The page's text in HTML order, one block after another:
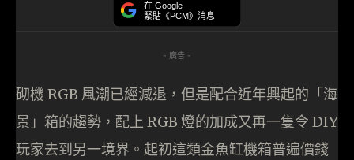
在 Google
緊貼《PCM》消息
- 廣告 -
砌機 RGB 風潮已經減退，但是配合近年興起的「海
景」箱的趨勢，配上 RGB 燈的加成又再一隻令 DIY
玩家去到另一境界。起初這類金魚缸機箱普遍價錢